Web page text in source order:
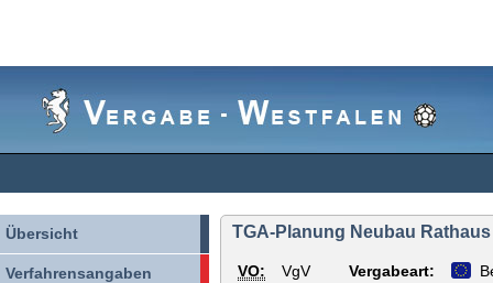
Übersicht
Verfahrensangaben
TGA-Planung Neubau
VO: VgV Vergabeart: